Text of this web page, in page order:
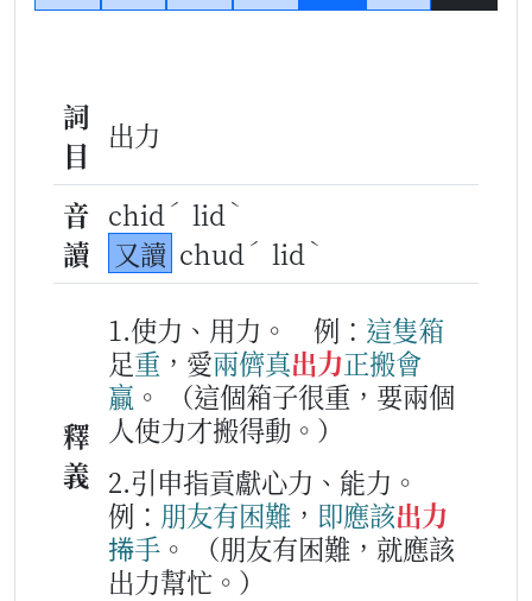
詞
目
出力
音
讀
chid ˊ lid ˋ
又讀 chud ˊ lid ˋ
釋
義
1.使力、用力。 例： 這隻箱
足重 ，愛兩儕真出力正搬會
贏 。
（這個箱子很重，要兩個
人使力才搬得動。）
2.引申指貢獻心力、能力。
例： 朋友有困難 ， 即應該出力
𢯭手 。
（朋友有困難，就應該
出力幫忙。）